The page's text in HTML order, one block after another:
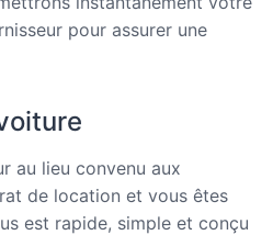
pour assurer une
au lieu convenu aux
de location et vous êtes
est rapide, simple et conçu